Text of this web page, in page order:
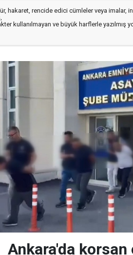
hakaret, rencide edici cümleler veya imalar,
kullanılmayan ve büyük harflerle yazılmış
Ankara'da korsan